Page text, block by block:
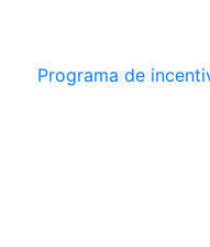
Programa de